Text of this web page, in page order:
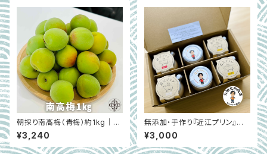
朝採り南高梅（青梅）約1kg｜LL
サイズ以上・秀品｜WARIE 和歌
山県紀の川市 ※6月初旬～中
旬
¥3,240
無添加・手作り『近江プリン』大
畑大介商店オリジナルセット 6
個入り｜滋賀県高島市
¥3,000